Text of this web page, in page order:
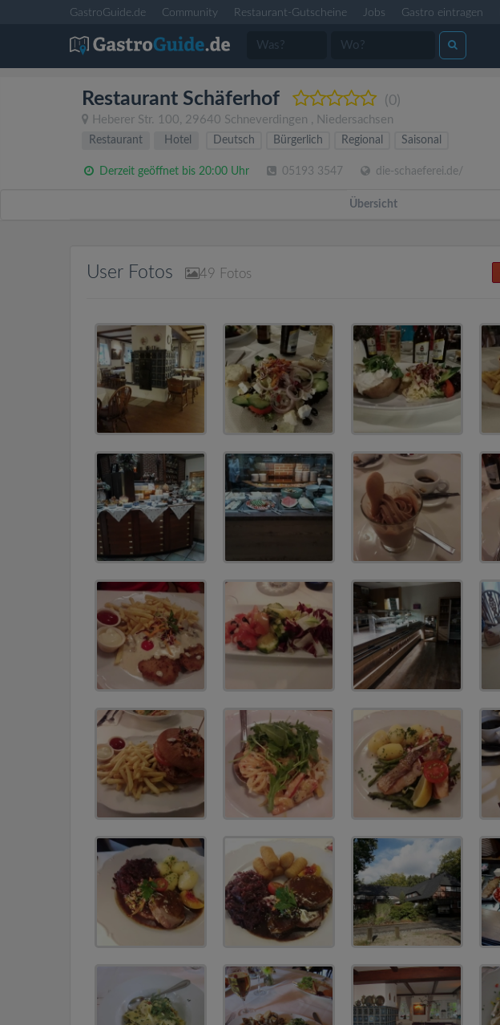
GastroGuide.de Community Restaurant-Gutscheine Jobs Gastro eintragen
Restaurant Schäferhof (0)
Heberer Str. 100, 29640 Schneverdingen , Niedersachsen
Restaurant
Hotel Deutsch Bürgerlich Regional Saisonal
Derzeit geöffnet bis 20:00 Uhr 05193 3547 die-schaeferei.de/
Übersicht
User Fotos 49 Fotos